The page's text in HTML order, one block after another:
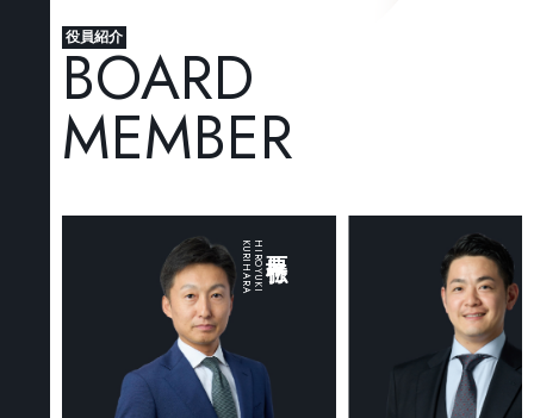
役員紹介
BOARD
MEMBER
K
U
R
I
H
A
R
A
H
I
R
O
Y
U
KI